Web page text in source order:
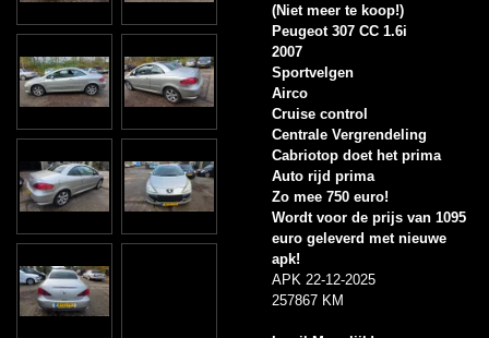
(Niet meer te koop!)
Peugeot 307 CC 1.6i
2007
Sportvelgen
Airco
Cruise control
Centrale Vergrendeling
Cabriotop doet het prima
Auto rijd prima
Zo mee 750 euro!
Wordt voor de prijs van 1095
euro geleverd met nieuwe
apk!
APK 22-12-2025
257867 KM